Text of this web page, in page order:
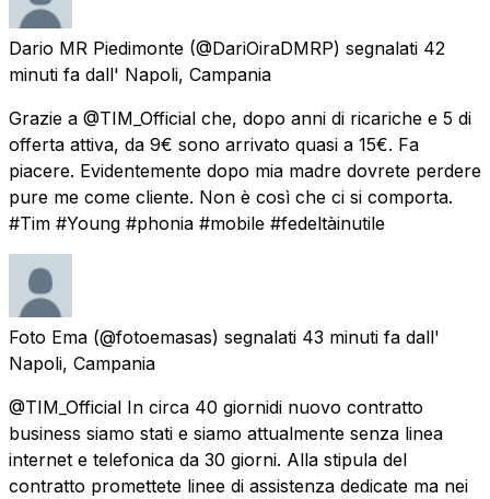
Dario MR Piedimonte (@DariOiraDMRP) segnalati 42
minuti fa dall' Napoli, Campania
Grazie a @TIM_Official che, dopo anni di ricariche e 5 di
offerta attiva, da 9€ sono arrivato quasi a 15€. Fa
piacere. Evidentemente dopo mia madre dovrete perdere
pure me come cliente. Non è così che ci si comporta.
#Tim #Young #phonia #mobile #fedeltàinutile
Foto Ema (@fotoemasas) segnalati 43 minuti fa dall'
Napoli, Campania
@TIM_Official In circa 40 giornidi nuovo contratto
business siamo stati e siamo attualmente senza linea
internet e telefonica da 30 giorni. Alla stipula del
contratto promettete linee di assistenza dedicate ma nei